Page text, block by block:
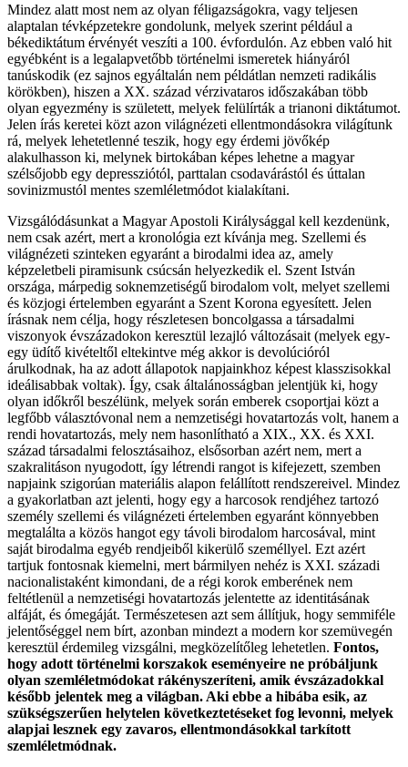
Mindez alatt most nem az olyan féligazságokra, vagy teljesen
alaptalan tévképzetekre gondolunk, melyek szerint például a
békediktátum érvényét veszíti a 100. évfordulón. Az ebben való hit
egyébként is a legalapvetőbb történelmi ismeretek hiányáról
tanúskodik (ez sajnos egyáltalán nem példátlan nemzeti radikális
körökben), hiszen a XX. század vérzivataros időszakában több
olyan egyezmény is született, melyek felülírták a trianoni diktátumot.
Jelen írás keretei közt azon világnézeti ellentmondásokra világítunk
rá, melyek lehetetlenné teszik, hogy egy érdemi jövőkép
alakulhasson ki, melynek birtokában képes lehetne a magyar
szélsőjobb egy depressziótól, parttalan csodavárástól és úttalan
sovinizmustól mentes szemléletmódot kialakítani.
Vizsgálódásunkat a Magyar Apostoli Királysággal kell kezdenünk,
nem csak azért, mert a kronológia ezt kívánja meg. Szellemi és
világnézeti szinteken egyaránt a birodalmi idea az, amely
képzeletbeli piramisunk csúcsán helyezkedik el. Szent István
országa, márpedig soknemzetiségű birodalom volt, melyet szellemi
és közjogi értelemben egyaránt a Szent Korona egyesített. Jelen
írásnak nem célja, hogy részletesen boncolgassa a társadalmi
viszonyok évszázadokon keresztül lezajló változásait (melyek egy-
egy üdítő kivételtől eltekintve még akkor is devolúcióról
árulkodnak, ha az adott állapotok napjainkhoz képest klasszisokkal
ideálisabbak voltak). Így, csak általánosságban jelentjük ki, hogy
olyan időkről beszélünk, melyek során emberek csoportjai közt a
legfőbb választóvonal nem a nemzetiségi hovatartozás volt, hanem a
rendi hovatartozás, mely nem hasonlítható a XIX., XX. és XXI.
század társadalmi felosztásaihoz, elsősorban azért nem, mert a
szakralitáson nyugodott, így létrendi rangot is kifejezett, szemben
napjaink szigorúan materiális alapon felállított rendszereivel. Mindez
a gyakorlatban azt jelenti, hogy egy a harcosok rendjéhez tartozó
személy szellemi és világnézeti értelemben egyaránt könnyebben
megtalálta a közös hangot egy távoli birodalom harcosával, mint
saját birodalma egyéb rendjeiből kikerülő személlyel. Ezt azért
tartjuk fontosnak kiemelni, mert bármilyen nehéz is XXI. századi
nacionalistaként kimondani, de a régi korok emberének nem
feltétlenül a nemzetiségi hovatartozás jelentette az identitásának
alfáját, és ómegáját. Természetesen azt sem állítjuk, hogy semmiféle
jelentőséggel nem bírt, azonban mindezt a modern kor szemüvegén
keresztül érdemileg vizsgálni, megközelítőleg lehetetlen. Fontos,
hogy adott történelmi korszakok eseményeire ne próbáljunk
olyan szemléletmódokat rákényszeríteni, amik évszázadokkal
később jelentek meg a világban. Aki ebbe a hibába esik, az
szükségszerűen helytelen következtetéseket fog levonni, melyek
alapjai lesznek egy zavaros, ellentmondásokkal tarkított
szemléletmódnak.